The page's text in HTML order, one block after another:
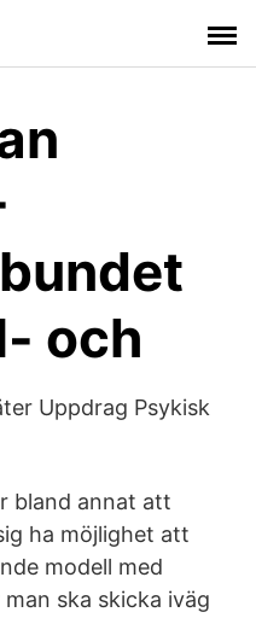
och
Uppdrag Psykisk
bland annat att
ha möjlighet att
modell med
ska skicka iväg